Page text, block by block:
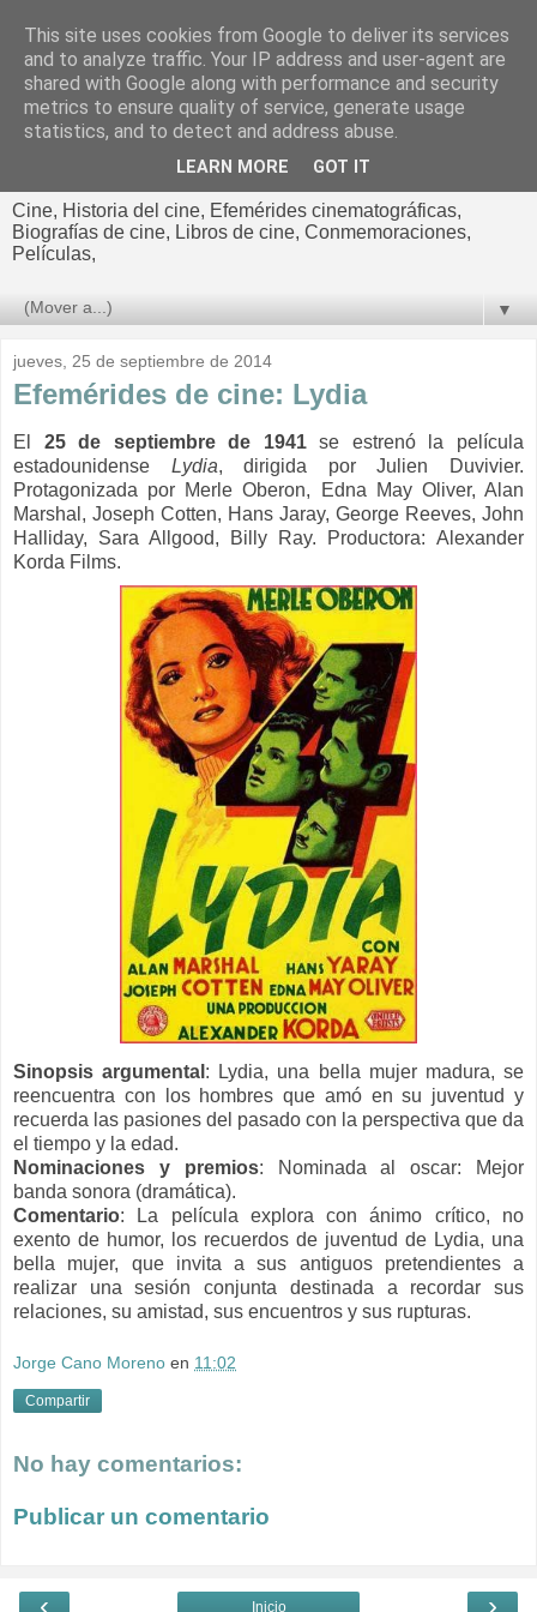
El cultural
cinematográfico de Jorge
Cine, Historia del cine, Efemérides cinematográficas,
Biografías de cine, Libros de cine, Conmemoraciones,
Películas,
▼
jueves, 25 de septiembre de 2014
Efemérides de cine: Lydia
El 25 de septiembre de 1941se estrenó la película
estadounidense Lydia, dirigida por Julien Duvivier.
Protagonizada por Merle Oberon, Edna May Oliver, Alan
Marshal, Joseph Cotten, Hans Jaray, George Reeves, John
Halliday, Sara Allgood, Billy Ray.
Productora: Alexander
Korda Films.
Sinopsis argumental :
Lydia, una bella mujer madura, se
reencuentra con los hombres que amó en su juventud y
recuerda las pasiones del pasado con la perspectiva que da
el tiempo y la edad.
Nominaciones y premios:
Nominada al oscar: Mejor
banda sonora (dramática).
Comentario: La película explora con ánimo crítico, no
exento de humor, los recuerdos de juventud de Lydia, una
bella mujer, que invita a sus antiguos pretendientes a
realizar una sesión conjunta destinada a recordar sus
relaciones, su amistad, sus encuentros y sus rupturas.
Jorge Cano Moreno en 11:02
Compartir
No hay comentarios:
Publicar un comentario
Inicio
This site uses cookies from Google to deliver its services
and to analyze traffic. Your IP address and user-agent are
shared with Google along with performance and security
metrics to ensure quality of service, generate usage
statistics, and to detect and address abuse.
LEARN MORE GOT IT